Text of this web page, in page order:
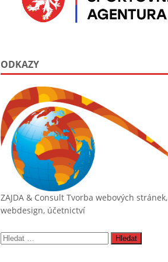
ODKAZY
ZAJDA & ConsultTvorba webových stránek,
webdesign, účetnictví